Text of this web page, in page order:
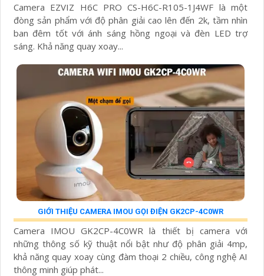
Camera EZVIZ H6C PRO CS-H6C-R105-1J4WF là một
đòng sản phẩm với độ phân giải cao lên đến 2k, tầm nhìn
ban đêm tốt với ánh sáng hồng ngoại và đèn LED trợ
sáng. Khả năng quay xoay...
GIỚI THIỆU CAMERA IMOU GỌI ĐIỆN GK2CP-4C0WR
Camera IMOU GK2CP-4C0WR là thiết bị camera với
những thông số kỹ thuật nổi bật như độ phân giải 4mp,
khả năng quay xoay cùng đàm thoại 2 chiều, công nghệ AI
thông minh giúp phát...